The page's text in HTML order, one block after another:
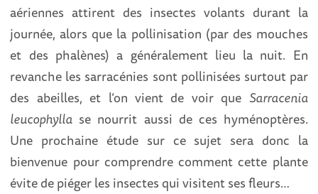
aériennes attirent des insectes volants durant la
journée, alors que la pollinisation (par des mouches
et des phalènes) a généralement lieu la nuit. En
revanche les sarracénies sont pollinisées surtout par
des abeilles, et l’on vient de voir que Sarracenia
leucophylla se nourrit aussi de ces hyménoptères.
Une prochaine étude sur ce sujet sera donc la
bienvenue pour comprendre comment cette plante
évite de piéger les insectes qui visitent ses fleurs…